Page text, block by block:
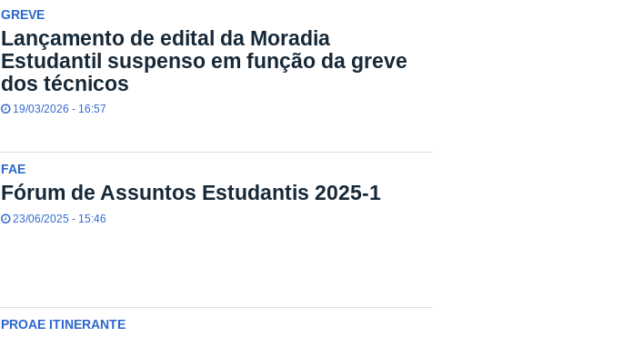
GREVE
Lançamento de edital da Moradia
Estudantil suspenso em função da greve
dos técnicos
19/03/2026 - 16:57
FAE
Fórum de Assuntos Estudantis 2025-1
23/06/2025 - 15:46
PROAE ITINERANTE